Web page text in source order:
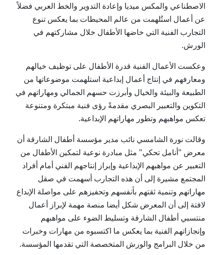
الاصطناعي والمكس ميديا وإعادة التدوير والخط العربي فضلاً
عن أعمال استُلهمت من عالم المحيطات بما يعكس تنوع
التجارب الفنية التي خاضها الأطفال خلال مشاركتهم في
الورش.
وعكست الأعمال الفنية قدرة الأطفال على توظيف خيالهم
ومعارفهم في إنتاج أعمال إبداعية استلهمت موضوعاتها من
الطبيعة والبيئة والخيال وأبرزت حسهم الجمالي ومهاراتهم في
التكوين والتعبير البصري مقدمةً رؤى فنية مبتكرة ومتنوعة
تعكس مواهبهم وتطور مهاراتهم الإبداعية.
وقالت نورة الشامسي نائب مدير مؤسسة أطفال الشارقة أن
معرض "أنامل تحكي" مثل مبادرة نوعية لتمكين الأطفال من
التعبير عن مواهبهم الإبداعية وإبراز إنتاجهم الفني أمام أفراد
المجتمع مشيرة إلى أن هذه التجارب أسهمت في صقل
مهاراتهم وتنمية ثقتهم بأنفسهم وتحفيزهم على مواصلة الإبداع
لافتة إلى أن المعرض شكل أيضا منصة مهمة لإبراز أعمال
منتسبي أطفال الشارقة وتسليط الضوء على مواهبهم
وإنجازاتهم الفنية بما يعكس ما اكتسبوه من مهارات وخبرات
من خلال البرامج والورش المتخصصة التي تقدمها المؤسسة.